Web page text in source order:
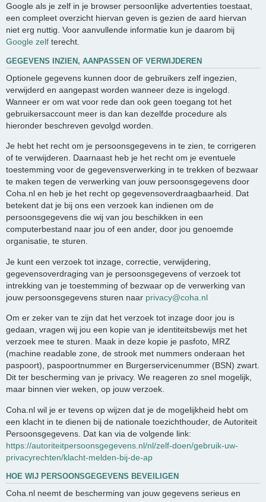
Google als je zelf in je browser persoonlijke advertenties toestaat,
een compleet overzicht hiervan geven is gezien de aard hiervan
niet erg nuttig. Voor aanvullende informatie kun je daarom bij
Google zelf terecht.
GEGEVENS INZIEN, AANPASSEN OF VERWIJDEREN
Optionele gegevens kunnen door de gebruikers zelf ingezien,
verwijderd en aangepast worden wanneer deze is ingelogd.
Wanneer er om wat voor rede dan ook geen toegang tot het
gebruikersaccount meer is dan kan dezelfde procedure als
hieronder beschreven gevolgd worden.
Je hebt het recht om je persoonsgegevens in te zien, te corrigeren
of te verwijderen. Daarnaast heb je het recht om je eventuele
toestemming voor de gegevensverwerking in te trekken of bezwaar
te maken tegen de verwerking van jouw persoonsgegevens door
Coha.nl en heb je het recht op gegevensoverdraagbaarheid. Dat
betekent dat je bij ons een verzoek kan indienen om de
persoonsgegevens die wij van jou beschikken in een
computerbestand naar jou of een ander, door jou genoemde
organisatie, te sturen.
Je kunt een verzoek tot inzage, correctie, verwijdering,
gegevensoverdraging van je persoonsgegevens of verzoek tot
intrekking van je toestemming of bezwaar op de verwerking van
jouw persoonsgegevens sturen naar privacy@coha.nl
Om er zeker van te zijn dat het verzoek tot inzage door jou is
gedaan, vragen wij jou een kopie van je identiteitsbewijs met het
verzoek mee te sturen. Maak in deze kopie je pasfoto, MRZ
(machine readable zone, de strook met nummers onderaan het
paspoort), paspoortnummer en Burgerservicenummer (BSN) zwart.
Dit ter bescherming van je privacy. We reageren zo snel mogelijk,
maar binnen vier weken, op jouw verzoek.
Coha.nl wil je er tevens op wijzen dat je de mogelijkheid hebt om
een klacht in te dienen bij de nationale toezichthouder, de Autoriteit
Persoonsgegevens. Dat kan via de volgende link:
https://autoriteitpersoonsgegevens.nl/nl/zelf-doen/gebruik-uw-
privacyrechten/klacht-melden-bij-de-ap
HOE WIJ PERSOONSGEGEVENS BEVEILIGEN
Coha.nl neemt de bescherming van jouw gegevens serieus en